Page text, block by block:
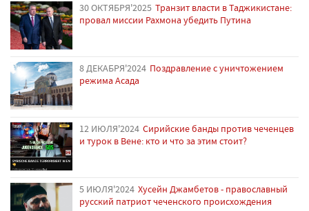
30 ОКТЯБРЯ'2025 Транзит власти в Таджикистане:
провал миссии Рахмона убедить Путина
8 ДЕКАБРЯ'2024 Поздравление с уничтожением
режима Асада
12 ИЮЛЯ'2024 Сирийские банды против чеченцев
и турок в Вене: кто и что за этим стоит?
5 ИЮЛЯ'2024 Хусейн Джамбетов - православный
русский патриот чеченского происхождения